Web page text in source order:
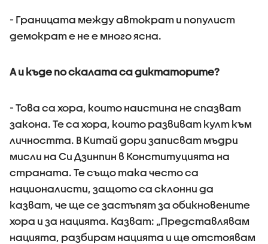
- Границата между автократ и популист
демократ е не е много ясна.
А и къде по скалата са диктаторите?
- Това са хора, които наистина не спазват
закона. Те са хора, които развиват култ към
личността. В Китай дори записват мъдри
мисли на Си Дзинпин в Конституцията на
страната. Те също така често са
националисти, защото са склонни да
казват, че ще се застъпят за обикновените
хора и за нацията. Казват: „Представлявам
нацията, разбирам нацията и ще отстоявам